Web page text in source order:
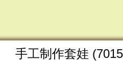
手工制作套娃